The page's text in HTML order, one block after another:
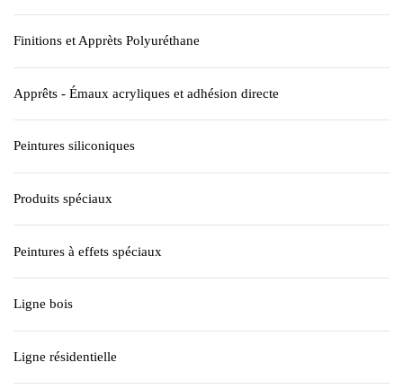
Finitions et Apprèts Polyuréthane
Apprêts - Émaux acryliques et adhésion directe
Peintures siliconiques
Produits spéciaux
Peintures à effets spéciaux
Ligne bois
Ligne résidentielle